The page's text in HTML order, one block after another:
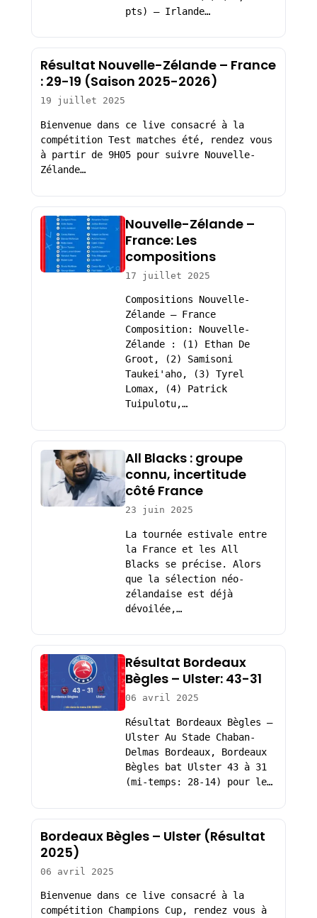
pts) – Irlande…
Résultat Nouvelle-Zélande – France
: 29-19 (Saison 2025-2026)
19 juillet 2025
Bienvenue dans ce live consacré à la
compétition Test matches été, rendez vous
à partir de 9H05 pour suivre Nouvelle-
Zélande…
Nouvelle-Zélande –
France: Les
compositions
17 juillet 2025
Compositions Nouvelle-
Zélande – France
Composition: Nouvelle-
Zélande : (1) Ethan De
Groot, (2) Samisoni
Taukei'aho, (3) Tyrel
Lomax, (4) Patrick
Tuipulotu,…
All Blacks : groupe
connu, incertitude
côté France
23 juin 2025
La tournée estivale entre
la France et les All
Blacks se précise. Alors
que la sélection néo-
zélandaise est déjà
dévoilée,…
Résultat Bordeaux
Bègles – Ulster: 43-31
06 avril 2025
Résultat Bordeaux Bègles –
Ulster Au Stade Chaban-
Delmas Bordeaux, Bordeaux
Bègles bat Ulster 43 à 31
(mi-temps: 28-14) pour le…
Bordeaux Bègles – Ulster (Résultat
2025)
06 avril 2025
Bienvenue dans ce live consacré à la
compétition Champions Cup, rendez vous à